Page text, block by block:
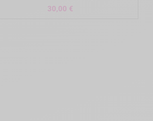
30,00 €